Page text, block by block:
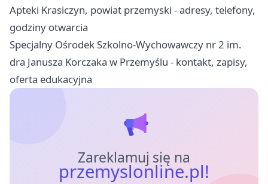
Apteki Krasiczyn, powiat przemyski - adresy, telefony,
godziny otwarcia
Specjalny Ośrodek Szkolno-Wychowawczy nr 2 im.
dra Janusza Korczaka w Przemyślu - kontakt, zapisy,
oferta edukacyjna
Zareklamuj się na
przemyslonline.pl!